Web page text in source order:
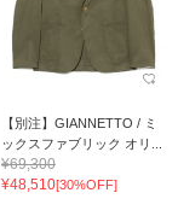
【別注】GIANNETTO / ミ
ックスファブリック オリ...
¥69,300
¥48,510[30%OFF]